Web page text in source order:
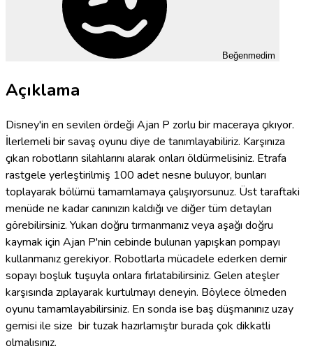
Beğenmedim
Açıklama
Disney'in en sevilen ördeği Ajan P zorlu bir maceraya çıkıyor.
İlerlemeli bir savaş oyunu diye de tanımlayabiliriz. Karşınıza
çıkan robotların silahlarını alarak onları öldürmelisiniz. Etrafa
rastgele yerleştirilmiş 100 adet nesne buluyor, bunları
toplayarak bölümü tamamlamaya çalışıyorsunuz. Üst taraftaki
menüde ne kadar canınızın kaldığı ve diğer tüm detayları
görebilirsiniz. Yukarı doğru tırmanmanız veya aşağı doğru
kaymak için Ajan P'nin cebinde bulunan yapışkan pompayı
kullanmanız gerekiyor. Robotlarla mücadele ederken demir
sopayı boşluk tuşuyla onlara fırlatabilirsiniz. Gelen ateşler
karşısında zıplayarak kurtulmayı deneyin. Böylece ölmeden
oyunu tamamlayabilirsiniz. En sonda ise baş düşmanınız uzay
gemisi ile size bir tuzak hazırlamıştır burada çok dikkatli
olmalısınız.